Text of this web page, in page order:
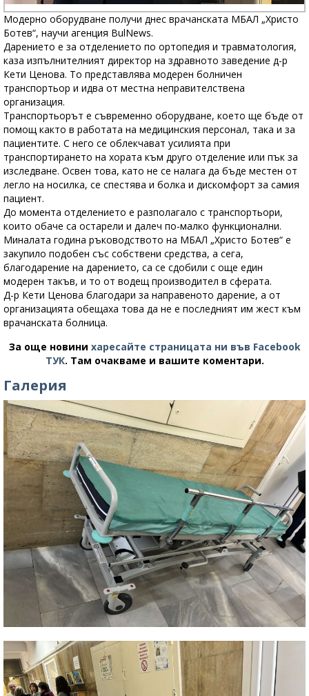
Модерно оборудване получи днес врачанската МБАЛ „Христо
Ботев“, научи агенция BulNews.
Дарението е за отделението по ортопедия и травматология,
каза изпълнителният директор на здравното заведение д-р
Кети Ценова. То представлява модерен болничен
транспортьор и идва от местна неправителствена
организация.
Транспортьорът е съвременно оборудване, което ще бъде от
помощ както в работата на медицинския персонал, така и за
пациентите. С него се облекчават усилията при
транспортирането на хората към друго отделение или пък за
изследване. Освен това, като не се налага да бъде местен от
легло на носилка, се спестява и болка и дискомфорт за самия
пациент.
До момента отделението е разполагало с транспортьори,
които обаче са остарели и далеч по-малко функционални.
Миналата година ръководството на МБАЛ „Христо Ботев“ е
закупило подобен със собствени средства, а сега,
благодарение на дарението, са се сдобили с още един
модерен такъв, и то от водещ производител в сферата.
Д-р Кети Ценова благодари за направеното дарение, а от
организацията обещаха това да не е последният им жест към
врачанската болница.
За още новини харесайте страницата ни във Facebook
ТУК. Там очакваме и вашите коментари.
Галерия